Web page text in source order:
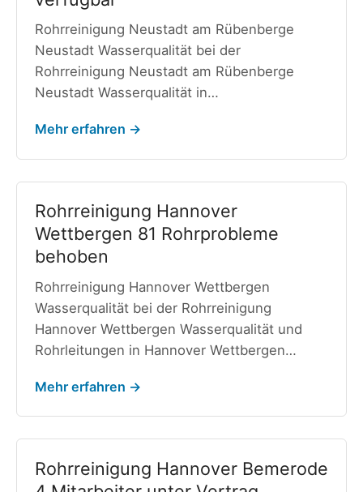
Rohrreinigung Neustadt am Rübenberge
Neustadt Wasserqualität bei der
Rohrreinigung Neustadt am Rübenberge
Neustadt Wasserqualität in…
Mehr erfahren →
Rohrreinigung Hannover
Wettbergen 81 Rohrprobleme
behoben
Rohrreinigung Hannover Wettbergen
Wasserqualität bei der Rohrreinigung
Hannover Wettbergen Wasserqualität und
Rohrleitungen in Hannover Wettbergen…
Mehr erfahren →
Rohrreinigung Hannover Bemerode